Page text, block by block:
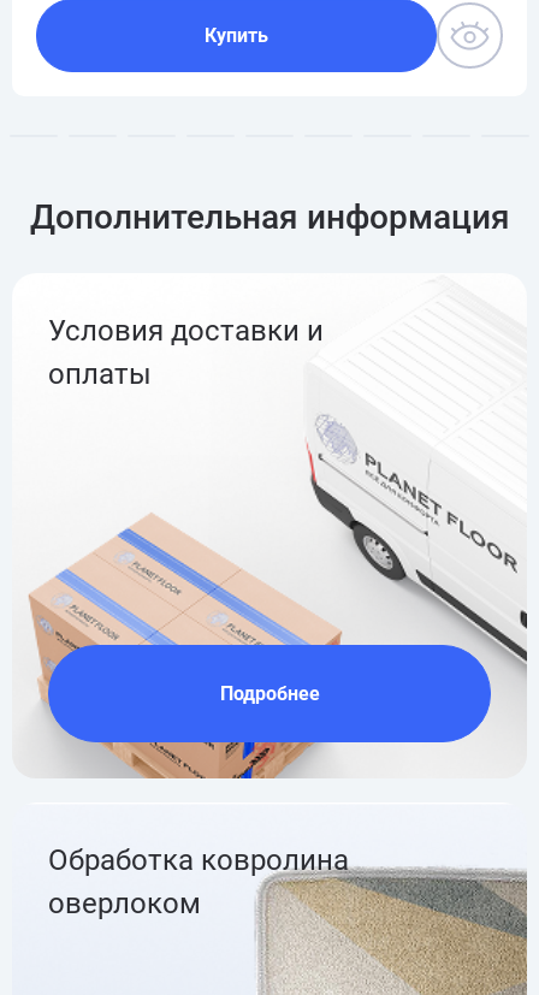
Купить
Дополнительная информация
Условия доставки и
оплаты
Подробнее
Обработка ковролина
оверлоком